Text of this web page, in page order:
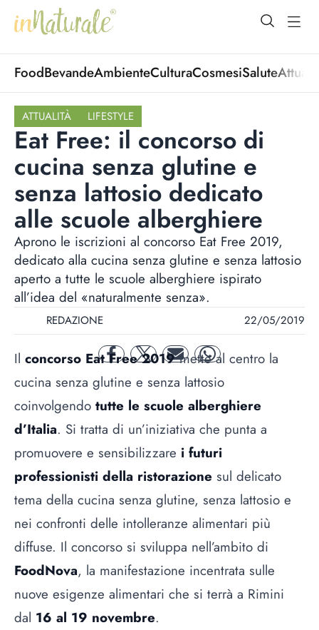
open
FoodBevandeAmbienteCulturaCosmesiSalute
ATTUALITÀ LIFESTYLE
Eat Free: il concorso di
cucina senza glutine e
senza lattosio dedicato
alle scuole alberghiere
Aprono le iscrizioni al concorso Eat Free 2019,
dedicato alla cucina senza glutine e senza lattosio
aperto a tutte le scuole alberghiere ispirato
all’idea del «naturalmente senza».
REDAZIONE 22/05/2019
facebooktwitter mail whatsapp
Il concorso Eat Free 2019mette al centro la
cucina senza glutine e senza lattosio
coinvolgendo tutte le scuole alberghiere
d’Italia. Si tratta di un’iniziativa che punta a
promuovere e sensibilizzare i futuri
professionisti della ristorazione sul delicato
tema della cucina senza glutine, senza lattosio e
nei confronti delle intolleranze alimentari più
diffuse. Il concorso si sviluppa nell’ambito di
FoodNova, la manifestazione incentrata sulle
nuove esigenze alimentari che si terrà a Rimini
dal 16 al 19 novembre.